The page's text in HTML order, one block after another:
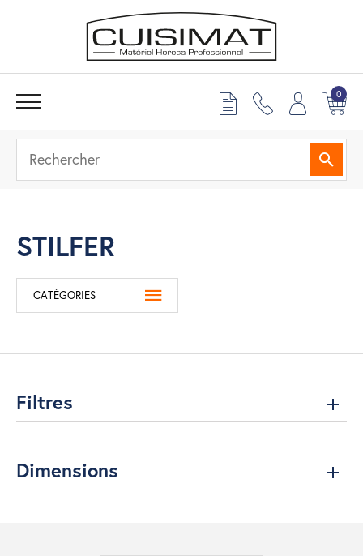
0
STILFER
CATÉGORIES
Filtres
Dimensions